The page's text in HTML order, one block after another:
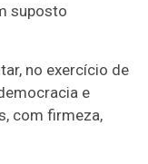
suposto
no exercício de
e
com firmeza,